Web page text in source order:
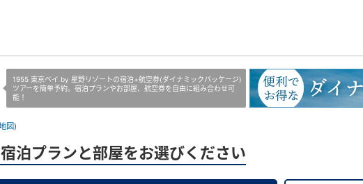
1955 東京ベイ by 星野リゾートの宿泊+航空券(ダイナミックパッケージ)
ツアーを簡単予約。宿泊プランやお部屋、航空券を自由に組み合わせ可
能！
図)
泊プランと部屋をお選びください